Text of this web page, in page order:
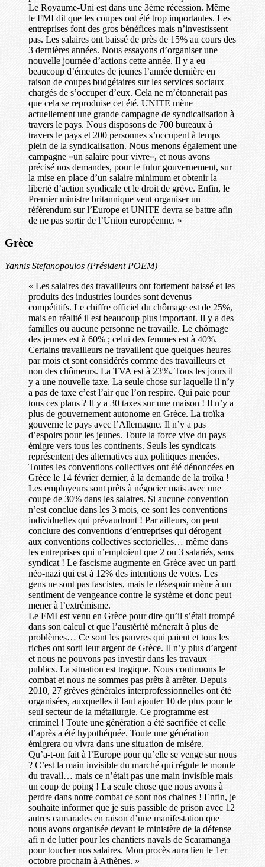
Le Royaume-Uni est dans une 3ème récession. Même
le FMI dit que les coupes ont été trop importantes. Les
entreprises font des gros bénéfices mais n’investissent
pas. Les salaires ont baissé de près de 15% au cours des
3 dernières années. Nous essayons d’organiser une
nouvelle journée d’actions cette année. Il y a eu
beaucoup d’émeutes de jeunes l’année dernière en
raison de coupes budgétaires sur les services sociaux
chargés de s’occuper d’eux. Cela ne m’étonnerait pas
que cela se reproduise cet été. UNITE mène
actuellement une grande campagne de syndicalisation à
travers le pays. Nous disposons de 700 bureaux à
travers le pays et 200 personnes s’occupent à temps
plein de la syndicalisation. Nous menons également une
campagne «un salaire pour vivre», et nous avons
précisé nos demandes, pour le futur gouvernement, sur
la mise en place d’un salaire minimum et obtenir la
liberté d’action syndicale et le droit de grève. Enfin, le
Premier ministre britannique veut organiser un
référendum sur l’Europe et UNITE devra se battre afin
de ne pas sortir de l’Union européenne. »
Grèce
Yannis Stefanopoulos (Président POEM)
« Les salaires des travailleurs ont fortement baissé et les
produits des industries lourdes sont devenus
compétitifs. Le chiffre officiel du chômage est de 25%,
mais en réalité il est beaucoup plus important. Il y a des
familles ou aucune personne ne travaille. Le chômage
des jeunes est à 60% ; celui des femmes est à 40%.
Certains travailleurs ne travaillent que quelques heures
par mois et sont considérés comme des travailleurs et
non des chômeurs. La TVA est à 23%. Tous les jours il
y a une nouvelle taxe. La seule chose sur laquelle il n’y
a pas de taxe c’est l’air que l’on respire. Qui paie pour
tous ces plans ? Il y a 30 taxes sur une maison ! Il n’y a
plus de gouvernement autonome en Grèce. La troïka
gouverne le pays avec l’Allemagne. Il n’y a pas
d’espoirs pour les jeunes. Toute la force vive du pays
émigre vers tous les continents. Seuls les syndicats
représentent des alternatives aux politiques menées.
Toutes les conventions collectives ont été dénoncées en
Grèce le 14 février dernier, à la demande de la troïka !
Les employeurs sont prêts à négocier mais avec une
coupe de 30% dans les salaires. Si aucune convention
n’est conclue dans les 3 mois, ce sont les conventions
individuelles qui prévaudront ! Par ailleurs, on peut
conclure des conventions d’entreprises qui dérogent
aux conventions collectives sectorielles… même dans
les entreprises qui n’emploient que 2 ou 3 salariés, sans
syndicat ! Le fascisme augmente en Grèce avec un parti
néo-nazi qui est à 12% des intentions de votes. Les
gens ne sont pas fascistes, mais le désespoir mène à un
sentiment de vengeance contre le système et donc peut
mener à l’extrémisme.
Le FMI est venu en Grèce pour dire qu’il s’était trompé
dans son calcul et que l’austérité mènerait à plus de
problèmes… Ce sont les pauvres qui paient et tous les
riches ont sorti leur argent de Grèce. Il n’y plus d’argent
et nous ne pouvons pas investir dans les travaux
publics. La situation est tragique. Nous continuons le
combat et nous ne sommes pas prêts à arrêter. Depuis
2010, 27 grèves générales interprofessionnelles ont été
organisées, auxquelles il faut ajouter 10 de plus pour le
seul secteur de la métallurgie. Ce programme est
criminel ! Toute une génération a été sacrifiée et celle
d’après a été hypothéquée. Toute une génération
émigrera ou vivra dans une situation de misère.
Qu’a-t-on fait à l’Europe pour qu’elle se venge sur nous
? C’est la main invisible du marché qui régule le monde
du travail… mais ce n’était pas une main invisible mais
un coup de poing ! La seule chose que nous avons à
perdre dans notre combat ce sont nos chaines ! Enfin, je
souhaite informer que je suis passible de prison avec 12
autres camarades en raison d’une manifestation que
nous avons organisée devant le ministère de la défense
afi n de lutter pour les chantiers navals de Scaramanga
pour toucher nos salaires. Mon procès aura lieu le 1er
octobre prochain à Athènes. »